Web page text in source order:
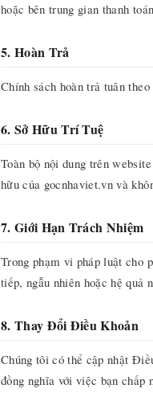
hoặc bên trung gian thanh
5. Hoàn Trả
Chính sách hoàn trả tuân theo
6. Sở Hữu Trí Tuệ
Toàn bộ nội dung trên
hữu của gocnhaviet.vn và
7. Giới Hạn Trách Nhiệm
Trong phạm vi pháp luật cho
tiếp, ngẫu nhiên hoặc hệ quả
8. Thay Đổi Điều Khoản
Chúng tôi có thể cập nhật
đồng nghĩa với việc bạn chấp